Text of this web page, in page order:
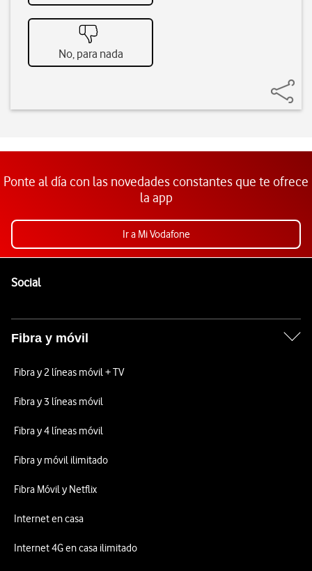
No, para nada
Ponte al día con las novedades constantes que te ofrece
la app
Ir a Mi Vodafone
SocialEnlaces a las redes sociales de Vodafone
Fibra y móvil
Fibra y 2 líneas móvil + TV
Fibra y 3 líneas móvil
Fibra y 4 líneas móvil
Fibra y móvil ilimitado
Fibra Móvil y Netflix
Internet en casa
Internet 4G en casa ilimitado